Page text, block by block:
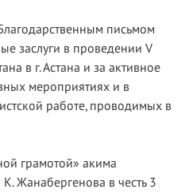
письмом
заслуги в проведении V
в г. Астана и за активное
мероприятиях и в
работе, проводимых в
грамотой» акима
К. Жанабергенова в честь 3